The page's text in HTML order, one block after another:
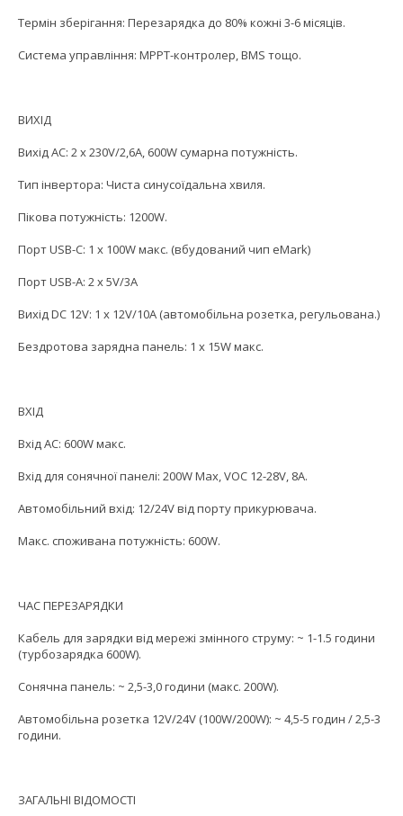
Термін зберігання: Перезарядка до 80% кожні 3-6 місяців.
Система управління: MPPT-контролер, BMS тощо.
ВИХІД
Вихід AC: 2 x 230V/2,6A, 600W сумарна потужність.
Тип інвертора: Чиста синусоїдальна хвиля.
Пікова потужність: 1200W.
Порт USB-C: 1 x 100W макс. (вбудований чип eMark)
Порт USB-A: 2 x 5V/3A
Вихід DC 12V: 1 x 12V/10A (автомобільна розетка, регульована.)
Бездротова зарядна панель: 1 x 15W макс.
ВХІД
Вхід AC: 600W макс.
Вхід для сонячної панелі: 200W Max, VOC 12-28V, 8A.
Автомобільний вхід: 12/24V від порту прикурювача.
Макс. споживана потужність: 600W.
ЧАС ПЕРЕЗАРЯДКИ
Кабель для зарядки від мережі змінного струму: ~ 1-1.5 години
(турбозарядка 600W).
Сонячна панель: ~ 2,5-3,0 години (макс. 200W).
Автомобільна розетка 12V/24V (100W/200W): ~ 4,5-5 годин / 2,5-3
години.
ЗАГАЛЬНІ ВІДОМОСТІ